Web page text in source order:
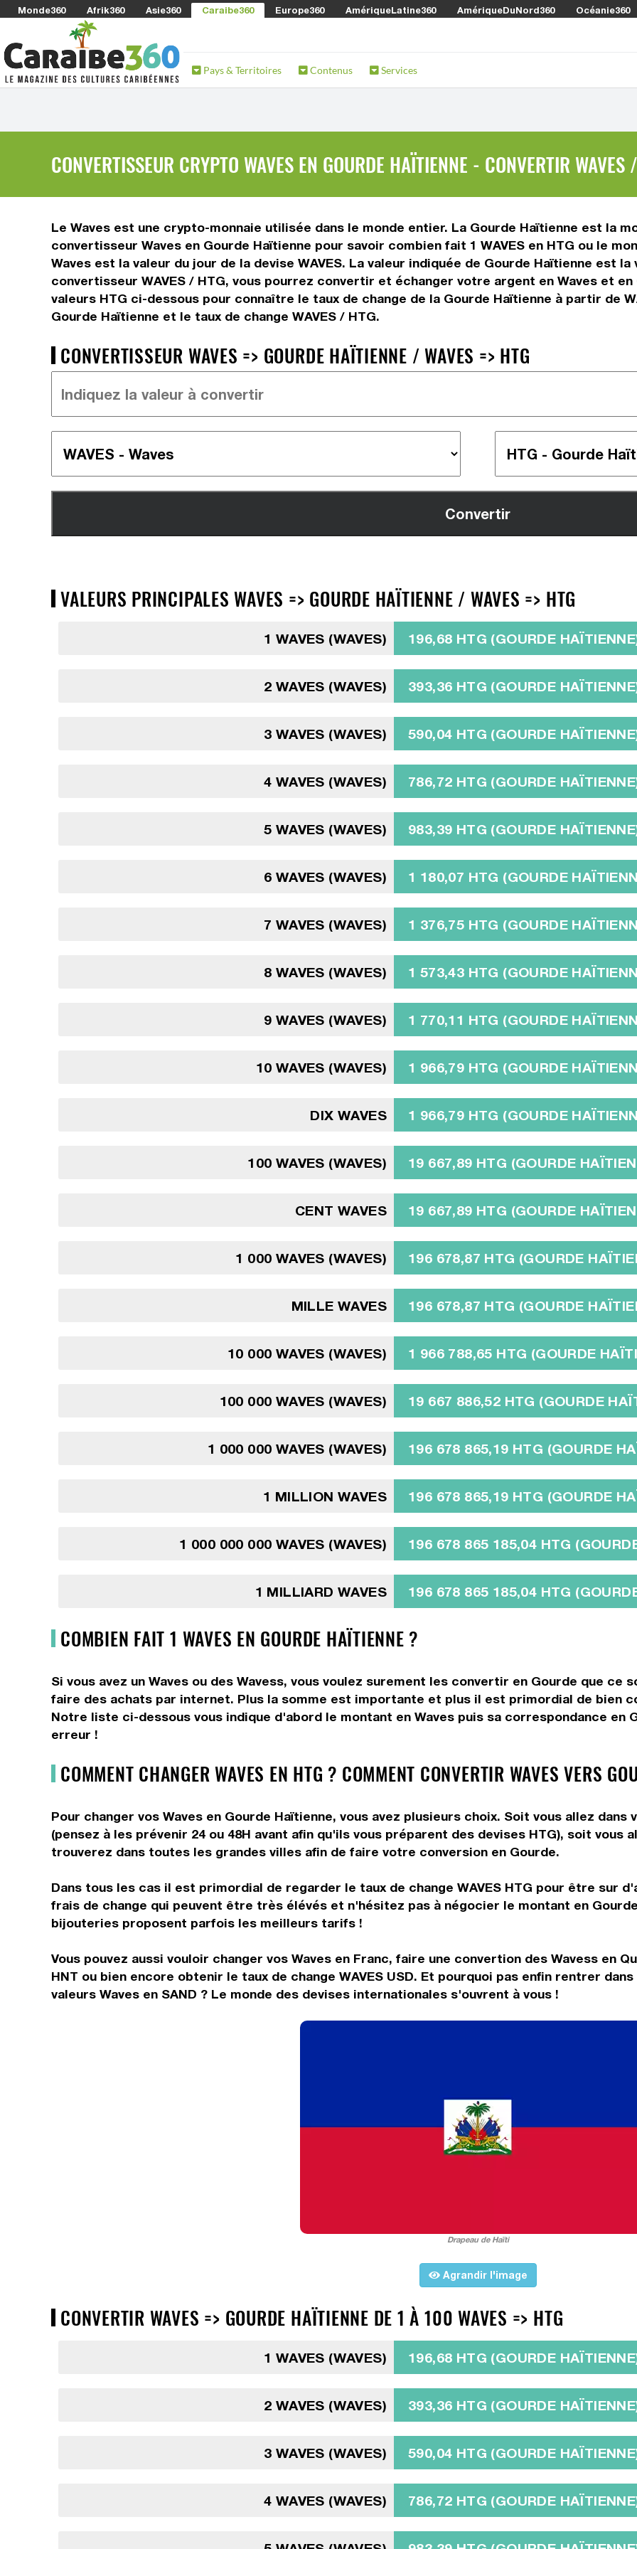
Monde360 Afrik360 Asie360 Caraibe360 Europe360 AmériqueLatine360 AmériqueDuNord360 Océanie360
Pays & Territoires Contenus Services
CONVERTISSEUR CRYPTO WAVES EN GOURDE HAÏTIENNE - CONVERTIR WAVES
Le Waves est une crypto-monnaie utilisée dans le monde entier. La Gourde Haïtienne est la
convertisseur Waves en Gourde Haïtienne pour savoir combien fait 1 WAVES en HTG ou le
Waves est la valeur du jour de la devise WAVES. La valeur indiquée de Gourde Haïtienne est
convertisseur WAVES / HTG, vous pourrez convertir et échanger votre argent en Waves et
valeurs HTG ci-dessous pour connaître le taux de change de la Gourde Haïtienne à partir de
Gourde Haïtienne et le taux de change WAVES / HTG.
CONVERTISSEUR WAVES => GOURDE HAÏTIENNE / WAVES => HTG
VALEURS PRINCIPALES WAVES => GOURDE HAÏTIENNE / WAVES => HTG
1 WAVES (WAVES) 196,68 HTG (GOURDE
2 WAVES (WAVES) 393,36 HTG (GOURDE
3 WAVES (WAVES) 590,04 HTG (GOURDE
4 WAVES (WAVES) 786,72 HTG (GOURDE
5 WAVES (WAVES) 983,39 HTG (GOURDE
6 WAVES (WAVES) 1 180,07 HTG (GOURDE
7 WAVES (WAVES) 1 376,75 HTG (GOURDE
8 WAVES (WAVES) 1 573,43 HTG (GOURDE
9 WAVES (WAVES) 1 770,11 HTG (GOURDE
10 WAVES (WAVES) 1 966,79 HTG (GOURDE
DIX WAVES 1 966,79 HTG (GOURDE
100 WAVES (WAVES) 19 667,89 HTG (GOURDE
CENT WAVES 19 667,89 HTG (GOURDE
1 000 WAVES (WAVES) 196 678,87 HTG (GOURDE
MILLE WAVES 196 678,87 HTG (GOURDE
10 000 WAVES (WAVES) 1 966 788,65 HTG (GOURDE
100 000 WAVES (WAVES) 19 667 886,52 HTG (GOURDE
1 000 000 WAVES (WAVES) 196 678 865,19 HTG (GOURDE
1 MILLION WAVES 196 678 865,19 HTG (GOURDE
1 000 000 000 WAVES (WAVES) 196 678 865 185,04 HTG
1 MILLIARD WAVES 196 678 865 185,04 HTG
COMBIEN FAIT 1 WAVES EN GOURDE HAÏTIENNE ?
Si vous avez un Waves ou des Wavess, vous voulez surement les convertir en Gourde que ce
faire des achats par internet. Plus la somme est importante et plus il est primordial de bien
Notre liste ci-dessous vous indique d'abord le montant en Waves puis sa correspondance en
erreur !
COMMENT CHANGER WAVES EN HTG ? COMMENT CONVERTIR WAVES VERS
Pour changer vos Waves en Gourde Haïtienne, vous avez plusieurs choix. Soit vous allez
(pensez à les prévenir 24 ou 48H avant afin qu'ils vous préparent des devises HTG), soit vous
trouverez dans toutes les grandes villes afin de faire votre conversion en Gourde.
Dans tous les cas il est primordial de regarder le taux de change WAVES HTG pour être sur
frais de change qui peuvent être très élévés et n'hésitez pas à négocier le montant en
bijouteries proposent parfois les meilleurs tarifs !
Vous pouvez aussi vouloir changer vos Waves en Franc, faire une convertion des Wavess en
HNT ou bien encore obtenir le taux de change WAVES USD. Et pourquoi pas enfin rentrer
valeurs Waves en SAND ? Le monde des devises internationales s'ouvrent à vous !
Drapeau de Haïti
Agrandir l'image
CONVERTIR WAVES => GOURDE HAÏTIENNE DE 1 À 100 WAVES => HTG
1 WAVES (WAVES) 196,68 HTG (GOURDE
2 WAVES (WAVES) 393,36 HTG (GOURDE
3 WAVES (WAVES) 590,04 HTG (GOURDE
4 WAVES (WAVES) 786,72 HTG (GOURDE